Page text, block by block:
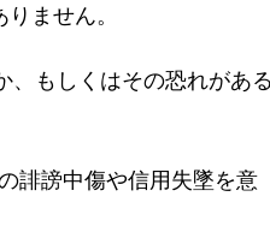
ません。
、もしくはその恐れがあ
誹謗中傷や信用失墜を意